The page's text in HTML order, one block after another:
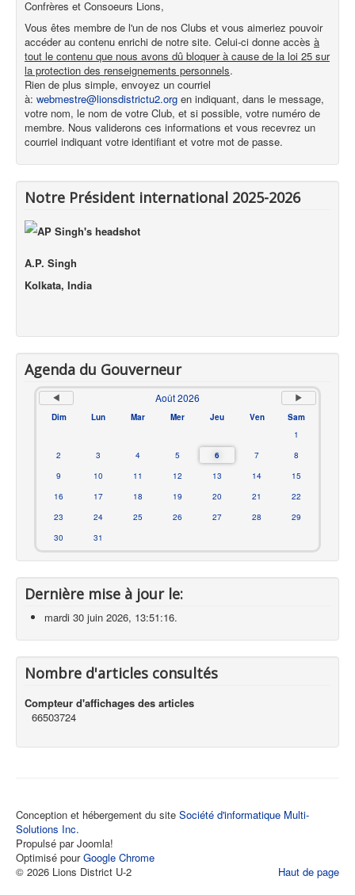
Confrères et Consoeurs Lions,
Vous êtes membre de l'un de nos Clubs et vous aimeriez pouvoir
accéder au contenu enrichi de notre site. Celui-ci donne accès à
tout le contenu que nous avons dû bloquer à cause de la loi 25 sur
la protection des renseignements personnels.
Rien de plus simple, envoyez un courriel
à: webmestre@lionsdistrictu2.org en indiquant, dans le message,
votre nom, le nom de votre Club, et si possible, votre numéro de
membre. Nous validerons ces informations et vous recevrez un
courriel indiquant votre identifiant et votre mot de passe.
Notre Président international 2025-2026
A.P. Singh
Kolkata, India
Agenda du Gouverneur
Août 2026
Dim Lun Mar Mer Jeu Ven
Sam
1
2
3 4 5 6 7
8
9
10 11 12 13 14
15
16
17 18 19 20 21
22
23
24 25 26 27 28
29
30
31
Dernière mise à jour le:
mardi 30 juin 2026, 13:51:16.
Nombre d'articles consultés
Compteur d'affichages des articles
66503724
Conception et hébergement du site Société d'informatique Multi-
Solutions Inc.
Propulsé par Joomla!
Optimisé pourGoogle Chrome
Haut de page
© 2026 Lions District U-2